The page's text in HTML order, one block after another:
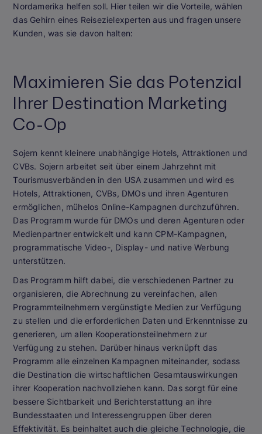
Nordamerika helfen soll. Hier teilen wir die Vorteile, wählen
das Gehirn eines Reisezielexperten aus und fragen unsere
Kunden, was sie davon halten:
Maximieren Sie das Potenzial
Ihrer Destination Marketing
Co-Op
Sojern kennt kleinere unabhängige Hotels, Attraktionen und
CVBs. Sojern arbeitet seit über einem Jahrzehnt mit
Tourismusverbänden in den USA zusammen und wird es
Hotels, Attraktionen, CVBs, DMOs und ihren Agenturen
ermöglichen, mühelos Online-Kampagnen durchzuführen.
Das Programm wurde für DMOs und deren Agenturen oder
Medienpartner entwickelt und kann CPM-Kampagnen,
programmatische Video-, Display- und native Werbung
unterstützen.
Das Programm hilft dabei, die verschiedenen Partner zu
organisieren, die Abrechnung zu vereinfachen, allen
Programmteilnehmern vergünstigte Medien zur Verfügung
zu stellen und die erforderlichen Daten und Erkenntnisse zu
generieren, um allen Kooperationsteilnehmern zur
Verfügung zu stehen. Darüber hinaus verknüpft das
Programm alle einzelnen Kampagnen miteinander, sodass
die Destination die wirtschaftlichen Gesamtauswirkungen
ihrer Kooperation nachvollziehen kann. Das sorgt für eine
bessere Sichtbarkeit und Berichterstattung an ihre
Bundesstaaten und Interessengruppen über deren
Effektivität. Es beinhaltet auch die gleiche Technologie, die